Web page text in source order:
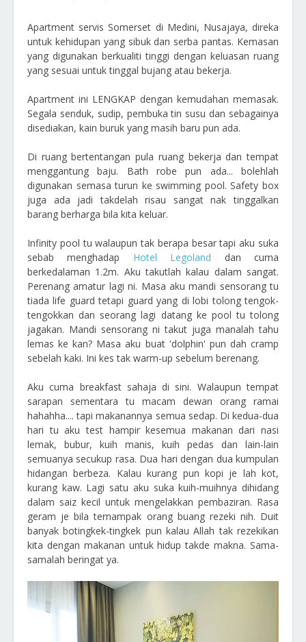
Apartment servis Somerset di Medini, Nusajaya, direka
untuk kehidupan yang sibuk dan serba pantas. Kemasan
yang digunakan berkualiti tinggi dengan keluasan ruang
yang sesuai untuk tinggal bujang atau bekerja.
Apartment ini LENGKAP dengan kemudahan memasak.
Segala senduk, sudip, pembuka tin susu dan sebagainya
disediakan, kain buruk yang masih baru pun ada.
Di ruang bertentangan pula ruang bekerja dan tempat
menggantung baju. Bath robe pun ada... bolehlah
digunakan semasa turun ke swimming pool. Safety box
juga ada jadi takdelah risau sangat nak tinggalkan
barang berharga bila kita keluar.
Infinity pool tu walaupun tak berapa besar tapi aku suka
sebab menghadap Hotel Legoland dan cuma
berkedalaman 1.2m. Aku takutlah kalau dalam sangat.
Perenang amatur lagi ni. Masa aku mandi sensorang tu
tiada life guard tetapi guard yang di lobi tolong tengok-
tengokkan dan seorang lagi datang ke pool tu tolong
jagakan. Mandi sensorang ni takut juga manalah tahu
lemas ke kan? Masa aku buat 'dolphin' pun dah cramp
sebelah kaki. Ini kes tak warm-up sebelum berenang.
Aku cuma breakfast sahaja di sini. Walaupun tempat
sarapan sementara tu macam dewan orang ramai
hahahha.... tapi makanannya semua sedap. Di kedua-dua
hari tu aku test hampir kesemua makanan dari nasi
lemak, bubur, kuih manis, kuih pedas dan lain-lain
semuanya secukup rasa. Dua hari dengan dua kumpulan
hidangan berbeza. Kalau kurang pun kopi je lah kot,
kurang kaw. Lagi satu aku suka kuih-muihnya dihidang
dalam saiz kecil untuk mengelakkan pembaziran. Rasa
geram je bila ternampak orang buang rezeki nih. Duit
banyak botingkek-tingkek pun kalau Allah tak rezekikan
kita dengan makanan untuk hidup takde makna. Sama-
samalah beringat ya.